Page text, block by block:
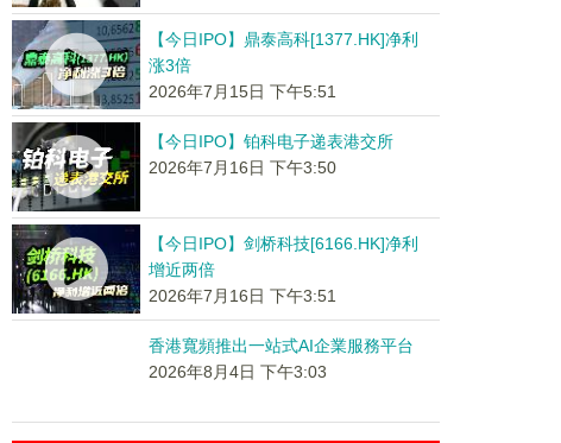
【今日IPO】鼎泰高科[1377.HK]净利
涨3倍
2026年7月15日 下午5:51
【今日IPO】铂科电子递表港交所
2026年7月16日 下午3:50
【今日IPO】剑桥科技[6166.HK]净利
增近两倍
2026年7月16日 下午3:51
香港寬頻推出一站式AI企業服務平台
2026年8月4日 下午3:03